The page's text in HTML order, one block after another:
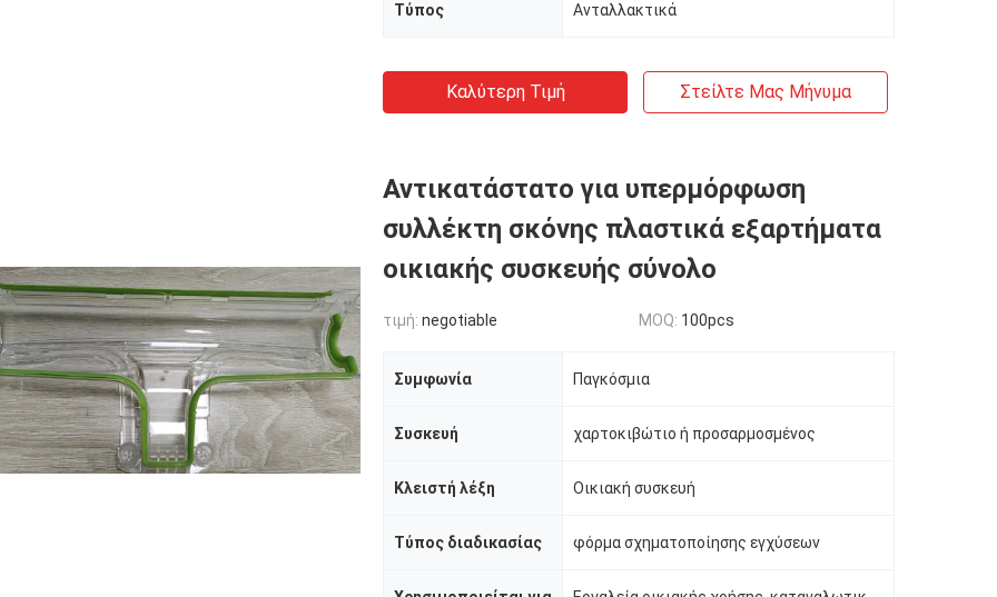
Τύπος Ανταλλακτικά
Καλύτερη Τιμή Στείλτε Μας Μήνυμα
Αντικατάστατο για υπερμόρφωση
συλλέκτη σκόνης πλαστικά εξαρτήματα
οικιακής συσκευής σύνολο
τιμή: negotiable MOQ: 100pcs
Συμφωνία Παγκόσμια
Συσκευή χαρτοκιβώτιο ή προσαρμοσμένος
Κλειστή λέξη Οικιακή συσκευή
Τύπος διαδικασίας φόρμα σχηματοποίησης εγχύσεων